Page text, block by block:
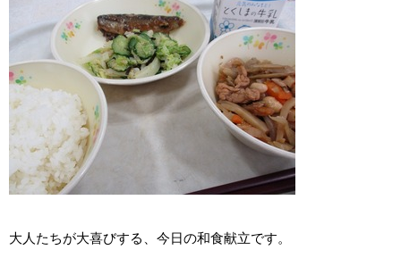
大人たちが大喜びする、今日の和食献立です。